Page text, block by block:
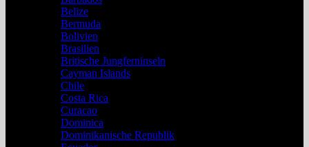
Belize
Bermuda
Bolivien
Brasilien
Britische Jungferninseln
Cayman Islands
Chile
Costa Rica
Curacao
Dominica
Dominikanische Republik